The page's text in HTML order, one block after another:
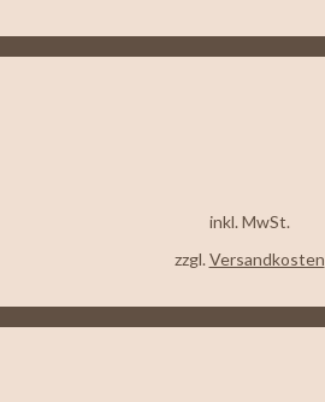
inkl. MwSt.
zzgl.Versandkosten